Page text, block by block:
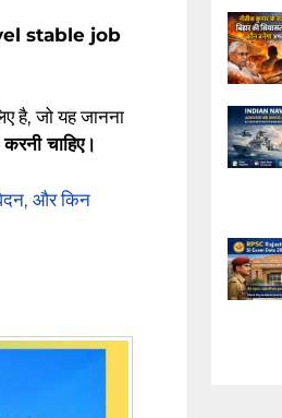
stable job
जो यह जानना
चाहिए।
और किन